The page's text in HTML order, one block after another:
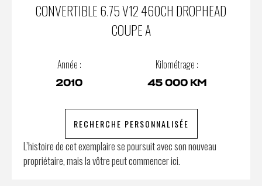
CONVERTIBLE 6.75 V12 460CH DROPHEAD
COUPE A
Année :
2010
Kilométrage :
45 000 KM
RECHERCHE PERSONNALISÉE
L’histoire de cet exemplaire se poursuit avec son nouveau
propriétaire, mais la vôtre peut commencer ici.